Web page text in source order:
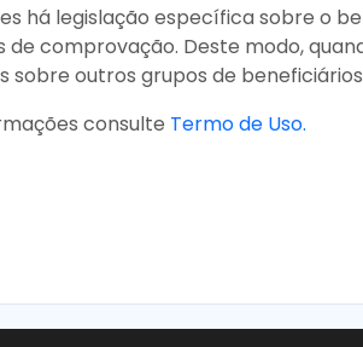
há legislação específica sobre o
de comprovação. Deste modo,
sobre outros grupos de
consulte Termo de Uso.